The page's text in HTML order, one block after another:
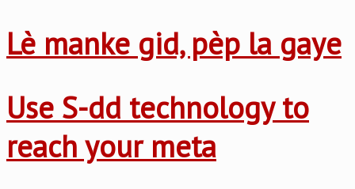
Lè manke gid, pèp la gaye
Use S-dd technology to
reach your meta